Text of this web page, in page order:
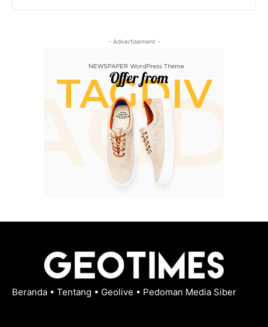
- Advertisement -
Beranda • Tentang • Geolive • Pedoman Media Siber